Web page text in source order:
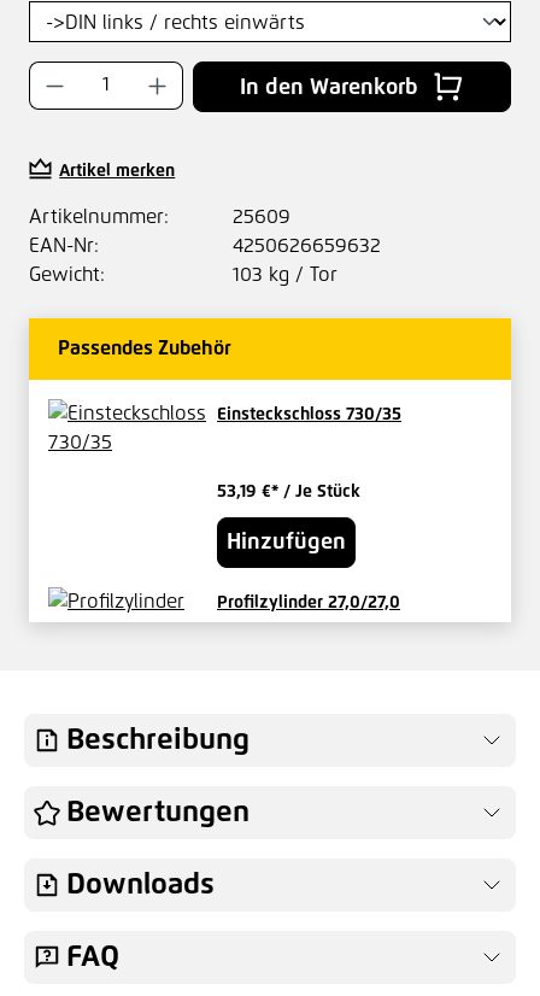
Produkt Anzahl: Gib den gewünschten
In den Warenkorb
Artikel merken
Artikelnummer:
25609
EAN-Nr:
4250626659632
Gewicht:
103 kg / Tor
Passendes Zubehör
Einsteckschloss 730/35
53,19 €* / Je Stück
Hinzufügen
Profilzylinder 27,0/27,0
Beschreibung
Bewertungen
Downloads
FAQ